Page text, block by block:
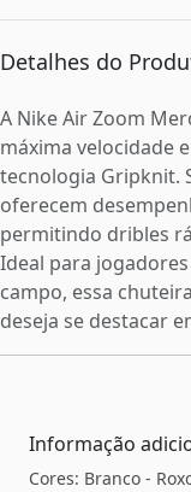
Detalhes do
A Nike Air Zoom
máxima velocidade
tecnologia Gripknit.
oferecem
permitindo dribles
Ideal para
campo, essa
deseja se destacar
Informação
Cores: Branco -